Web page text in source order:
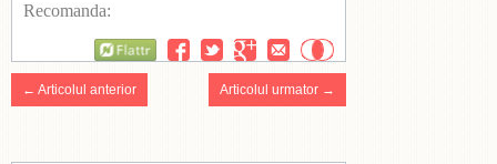
Recomanda:
← Articolul anterior Articolul urmator →